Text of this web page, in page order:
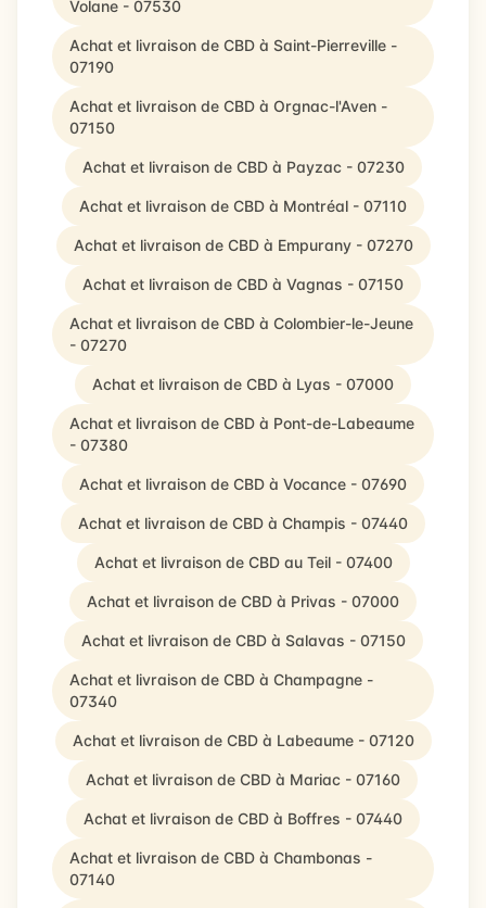
Volane - 07530
Achat et livraison de CBD à Saint-Pierreville -
07190
Achat et livraison de CBD à Orgnac-l'Aven -
07150
Achat et livraison de CBD à Payzac - 07230
Achat et livraison de CBD à Montréal - 07110
Achat et livraison de CBD à Empurany - 07270
Achat et livraison de CBD à Vagnas - 07150
Achat et livraison de CBD à Colombier-le-Jeune
- 07270
Achat et livraison de CBD à Lyas - 07000
Achat et livraison de CBD à Pont-de-Labeaume
- 07380
Achat et livraison de CBD à Vocance - 07690
Achat et livraison de CBD à Champis - 07440
Achat et livraison de CBD au Teil - 07400
Achat et livraison de CBD à Privas - 07000
Achat et livraison de CBD à Salavas - 07150
Achat et livraison de CBD à Champagne -
07340
Achat et livraison de CBD à Labeaume - 07120
Achat et livraison de CBD à Mariac - 07160
Achat et livraison de CBD à Boffres - 07440
Achat et livraison de CBD à Chambonas -
07140